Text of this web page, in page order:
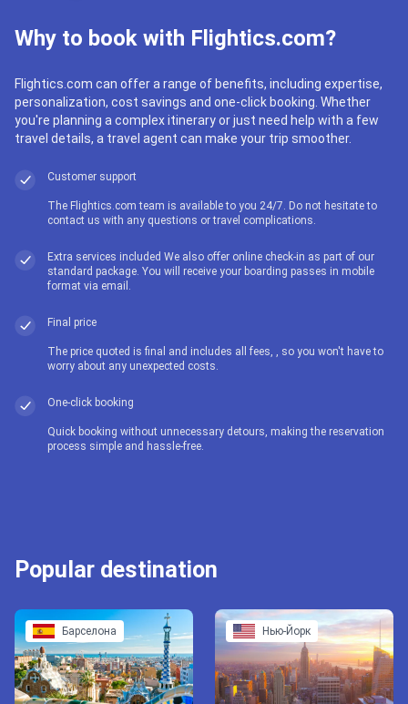
Why to book with Flightics.com?
Flightics.com can offer a range of benefits, including expertise,
personalization, cost savings and one-click booking. Whether
you're planning a complex itinerary or just need help with a few
travel details, a travel agent can make your trip smoother.
Customer support
The Flightics.com team is available to you 24/7. Do not hesitate to
contact us with any questions or travel complications.
Extra services included We also offer online check-in as part of our
standard package. You will receive your boarding passes in mobile
format via email.
Final price
The price quoted is final and includes all fees, , so you won't have to
worry about any unexpected costs.
One-click booking
Quick booking without unnecessary detours, making the reservation
process simple and hassle-free.
Popular destination
Барселона Нью-Йорк